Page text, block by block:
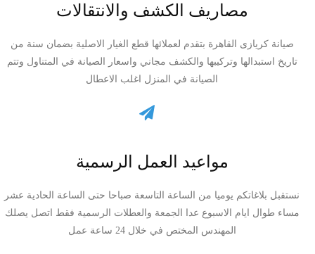
مصاريف الكشف والانتقالات
صيانة كريازى القاهرة بتقدم لعملائها قطع الغيار الاصلية بضمان سنة من
تاريخ استبدالها وتركيبها والكشف مجاني واسعار الصيانة في المتناول وتتم
الصيانة في المنزل اغلب الاعطال
مواعيد العمل الرسمية
نستقبل بلاغاتكم يوميا من الساعة التاسعة صباحا حتى الساعة الحادية عشر
مساء طوال ايام الاسبوع عدا الجمعة والعطلات الرسمية فقط اتصل يصلك
المهندس المختص في خلال 24 ساعة عمل